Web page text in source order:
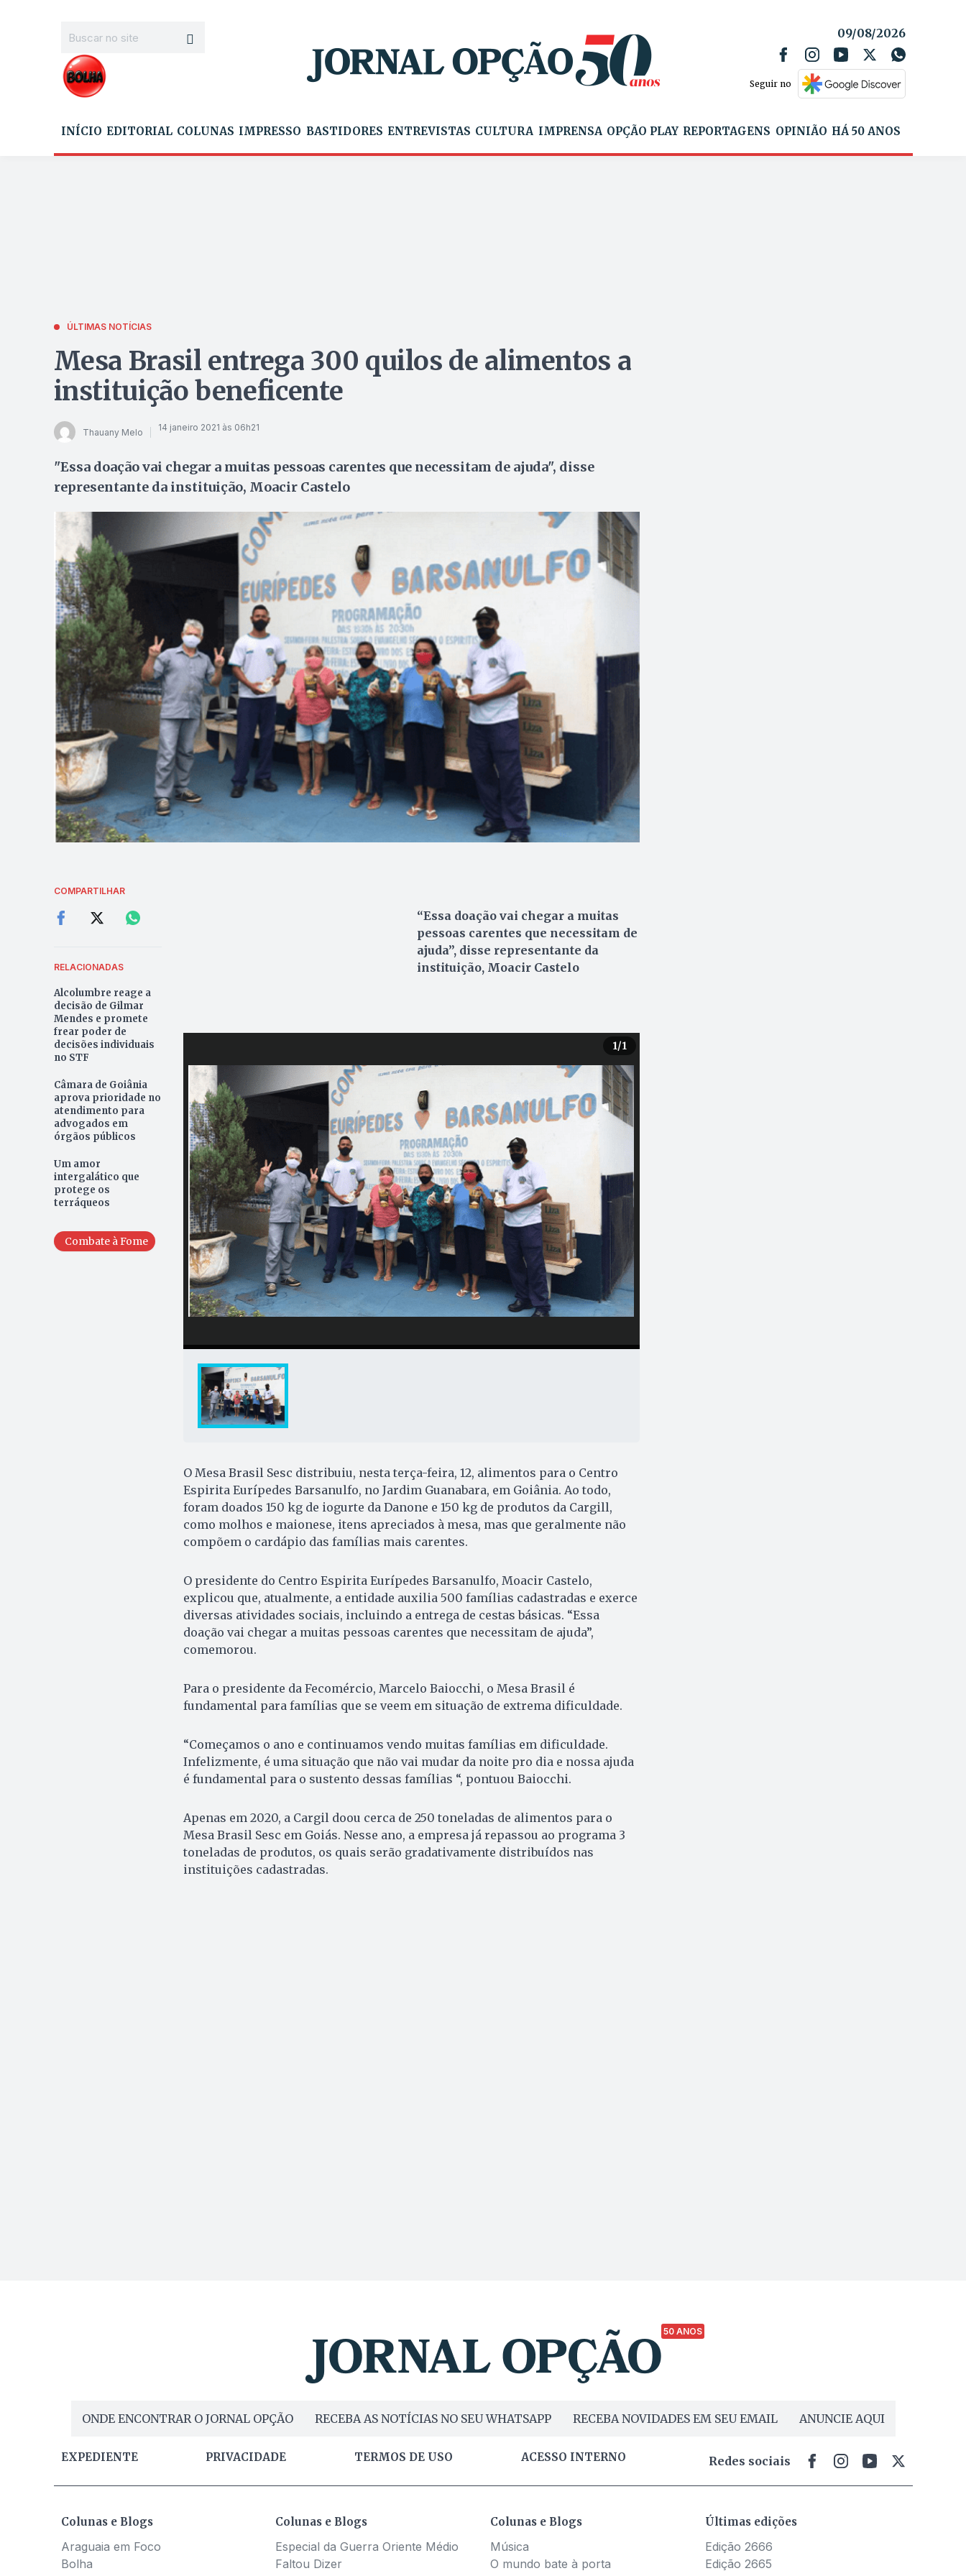
09/08/2026
Seguir no
INÍCIO EDITORIAL COLUNAS IMPRESSO BASTIDORES ENTREVISTAS CULTURA IMPRENSA OPÇÃO PLAY REPORTAGENS OPINIÃO HÁ 50 ANOS
ÚLTIMAS NOTÍCIAS
Mesa Brasil entrega 300 quilos de alimentos a
instituição beneficente
Thauany Melo 14 janeiro 2021 às 06h21
"Essa doação vai chegar a muitas pessoas carentes que necessitam de ajuda", disse
representante da instituição, Moacir Castelo
COMPARTILHAR
RELACIONADAS
Alcolumbre reage a
decisão de Gilmar
Mendes e promete
frear poder de
decisões individuais
no STF
Câmara de Goiânia
aprova prioridade no
atendimento para
advogados em
órgãos públicos
Um amor
intergalático que
protege os
terráqueos
Combate à Fome
“Essa doação vai chegar a muitas
pessoas carentes que necessitam de
ajuda”, disse representante da
instituição, Moacir Castelo
1/1
O Mesa Brasil Sesc distribuiu, nesta terça-feira, 12, alimentos para o Centro
Espirita Eurípedes Barsanulfo, no Jardim Guanabara, em Goiânia. Ao todo,
foram doados 150 kg de iogurte da Danone e 150 kg de produtos da Cargill,
como molhos e maionese, itens apreciados à mesa, mas que geralmente não
compõem o cardápio das famílias mais carentes.
O presidente do Centro Espirita Eurípedes Barsanulfo, Moacir Castelo,
explicou que, atualmente, a entidade auxilia 500 famílias cadastradas e exerce
diversas atividades sociais, incluindo a entrega de cestas básicas. “Essa
doação vai chegar a muitas pessoas carentes que necessitam de ajuda”,
comemorou.
Para o presidente da Fecomércio, Marcelo Baiocchi, o Mesa Brasil é
fundamental para famílias que se veem em situação de extrema dificuldade.
“Começamos o ano e continuamos vendo muitas famílias em dificuldade.
Infelizmente, é uma situação que não vai mudar da noite pro dia e nossa ajuda
é fundamental para o sustento dessas famílias “, pontuou Baiocchi.
Apenas em 2020, a Cargil doou cerca de 250 toneladas de alimentos para o
Mesa Brasil Sesc em Goiás. Nesse ano, a empresa já repassou ao programa 3
toneladas de produtos, os quais serão gradativamente distribuídos nas
instituições cadastradas.
50 ANOS
ONDE ENCONTRAR O JORNAL OPÇÃO RECEBA AS NOTÍCIAS NO SEU WHATSAPP RECEBA NOVIDADES EM SEU EMAIL ANUNCIE AQUI
EXPEDIENTE PRIVACIDADE TERMOS DE USO ACESSO INTERNO Redes sociais
Colunas e Blogs
Araguaia em Foco
Bolha
Colunas e Blogs
Especial da Guerra Oriente Médio
Faltou Dizer
Colunas e Blogs
Música
O mundo bate à porta
Últimas edições
Edição 2666
Edição 2665